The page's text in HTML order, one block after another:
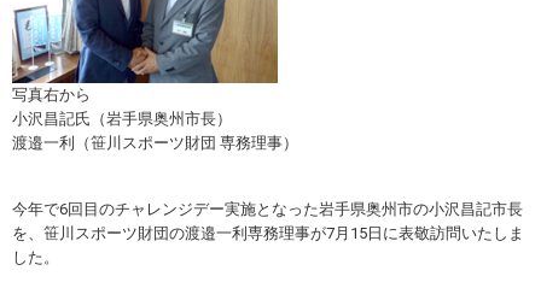
ニュース
お問い合わせ・お申し込み
スポーツライフ・データ
スポーツ白書
政策提言
障害者スポーツ
スポーツによるまちづくり
写真右から
小沢昌記氏（岩手県奥州市長）
渡邉一利（笹川スポーツ財団 専務理事）
今年で6回目のチャレンジデー実施となった岩手県奥州市の小沢昌記市長
を、笹川スポーツ財団の渡邉一利専務理事が7月15日に表敬訪問いたしま
した。